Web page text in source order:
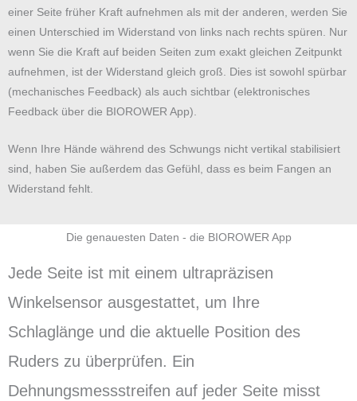
einer Seite früher Kraft aufnehmen als mit der anderen, werden Sie
einen Unterschied im Widerstand von links nach rechts spüren. Nur
wenn Sie die Kraft auf beiden Seiten zum exakt gleichen Zeitpunkt
aufnehmen, ist der Widerstand gleich groß. Dies ist sowohl spürbar
(mechanisches Feedback) als auch sichtbar (elektronisches
Feedback über die BIOROWER App).
Wenn Ihre Hände während des Schwungs nicht vertikal stabilisiert
sind, haben Sie außerdem das Gefühl, dass es beim Fangen an
Widerstand fehlt.
Die genauesten Daten - die BIOROWER App
Jede Seite ist mit einem ultrapräzisen
Winkelsensor ausgestattet, um Ihre
Schlaglänge und die aktuelle Position des
Ruders zu überprüfen. Ein
Dehnungsmessstreifen auf jeder Seite misst